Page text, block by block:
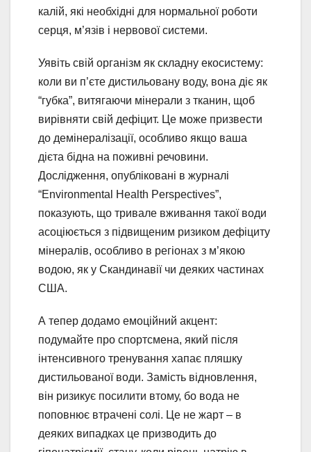
калій, які необхідні для нормальної роботи
серця, м’язів і нервової системи.
Уявіть свій організм як складну екосистему:
коли ви п’єте дистильовану воду, вона діє як
“губка”, витягаючи мінерали з тканин, щоб
вирівняти свій дефіцит. Це може призвести
до демінералізації, особливо якщо ваша
дієта бідна на поживні речовини.
Дослідження, опубліковані в журналі
“Environmental Health Perspectives”,
показують, що тривале вживання такої води
асоціюється з підвищеним ризиком дефіциту
мінералів, особливо в регіонах з м’якою
водою, як у Скандинавії чи деяких частинах
США.
А тепер додамо емоційний акцент:
подумайте про спортсмена, який після
інтенсивного тренування хапає пляшку
дистильованої води. Замість відновлення,
він ризикує посилити втому, бо вода не
поповнює втрачені солі. Це не жарт – в
деяких випадках це призводить до